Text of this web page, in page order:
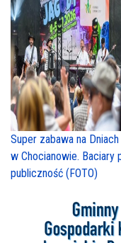
Super zabawa na
w Chocianowie. Baciary
publiczność (FOTO)